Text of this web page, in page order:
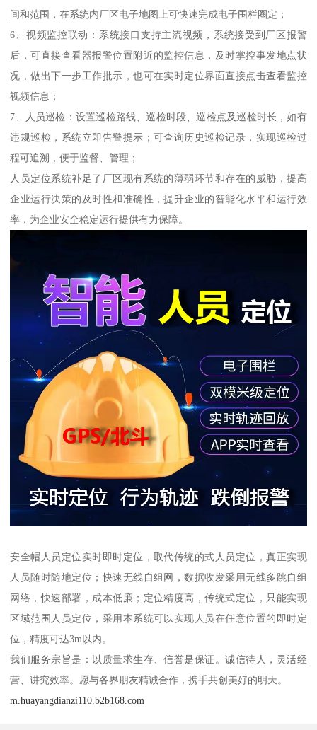
间和范围，在系统内厂区电子地图上可快速完成电子围栏圈定；
6、视频监控联动：系统接口支持主流视频，系统接受到厂区报警
后，可直接查看器报警位置附近的监控信息，及时掌控事发地点状
况，做出下一步工作批示，也可在实时定位界面直接点击查看监控
视频信息；
7、人员巡检：设置巡检路线、巡检时段、巡检点及巡检时长，如有
违规巡检，系统立即告警提示；可查询历史巡检记录，实现巡检过
程可追溯，便于监督、管理；
人员定位系统补足了厂区现有系统的薄弱环节和存在的威胁，提高
企业运行决策的及时性和准确性，提升企业的智能化水平和运行效
率，为企业安全稳定运行提供有力保障。
安全帽人员定位实时即时定位，取代传统的式人员定位，真正实现
人员随时随地定位；快速无线自组网，数据收发采用无线多跳自组
网络，快速部署，成本低廉；定位精度高，传统式定位，只能实现
区域范围人员定位，采用本系统可以实现人员在任意位置的即时定
位，精度可达3m以内。
我们服务宗旨是：以质量求生存、信誉是保证。诚信待人，灵活经
营、讲究效率。愿与各界朋友精诚合作，携手共创美好的明天。
m.huayangdianzi110.b2b168.com